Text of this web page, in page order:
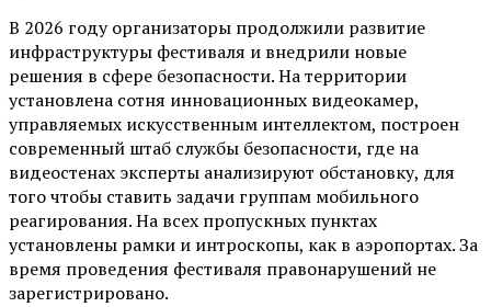
В 2026 году организаторы продолжили развитие
инфраструктуры фестиваля и внедрили новые
решения в сфере безопасности. На территории
установлена сотня инновационных видеокамер,
управляемых искусственным интеллектом, построен
современный штаб службы безопасности, где на
видеостенах эксперты анализируют обстановку, для
того чтобы ставить задачи группам мобильного
реагирования. На всех пропускных пунктах
установлены рамки и интроскопы, как в аэропортах. За
время проведения фестиваля правонарушений не
зарегистрировано.